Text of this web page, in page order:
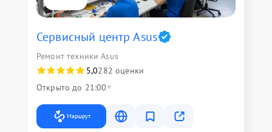
Сервисный центр Asus
Ремонт техники Asus
5,0282 оценки
Открыто до 21:00
Маршрут